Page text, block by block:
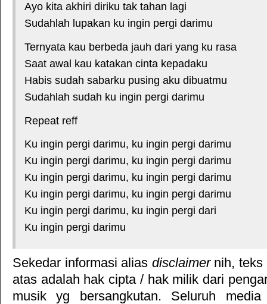
Ayo kita akhiri diriku tak tahan lagi
Sudahlah lupakan ku ingin pergi darimu
Ternyata kau berbeda jauh dari yang ku rasa
Saat awal kau katakan cinta kepadaku
Habis sudah sabarku pusing aku dibuatmu
Sudahlah sudah ku ingin pergi darimu
Repeat reff
Ku ingin pergi darimu, ku ingin pergi darimu
Ku ingin pergi darimu, ku ingin pergi darimu
Ku ingin pergi darimu, ku ingin pergi darimu
Ku ingin pergi darimu, ku ingin pergi darimu
Ku ingin pergi darimu, ku ingin pergi dari
Ku ingin pergi darimu
Sekedar informasi alias disclaimernih, teks
atas adalah hak cipta / hak milik dari
musik yg bersangkutan. Seluruh